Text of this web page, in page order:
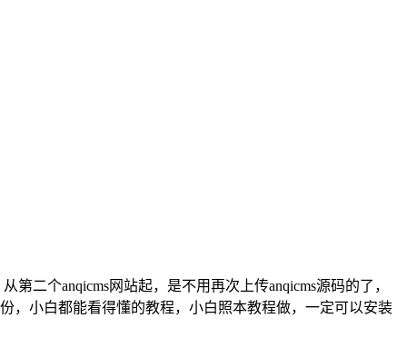
二个anqicms网站起，是不用再次上传anqicms源码的了，
，小白都能看得懂的教程，小白照本教程做，一定可以安装